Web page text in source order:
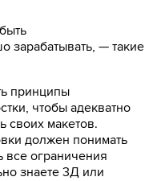
зарабатывать, — такие
принципы
чтобы адекватно
своих макетов.
должен понимать
все ограничения
знаете 3Д или